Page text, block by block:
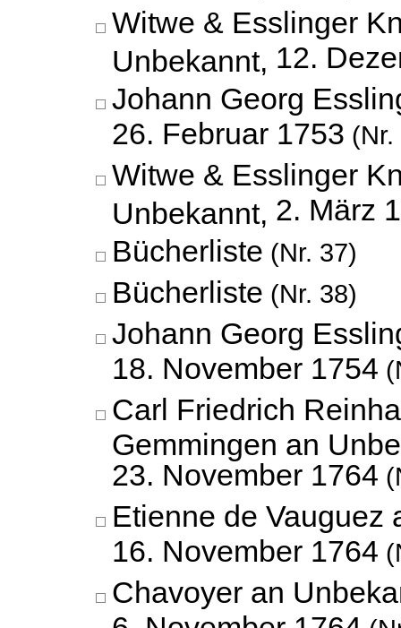
Witwe & Esslinger
Unbekannt, 12.
Johann Georg
26. Februar 1753 (Nr.
Witwe & Esslinger
Unbekannt, 2. März
Bücherliste (Nr. 37)
Bücherliste (Nr. 38)
Johann Georg
18. November 1754
Carl Friedrich
Gemmingen an
23. November 1764
Etienne de Vauguez
16. November 1764
Chavoyer an